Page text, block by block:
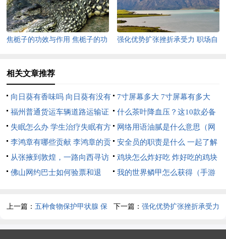
焦栀子的功效与作用 焦栀子的功
强化优势扩张挫折承受力 职场自
相关文章推荐
向日葵有香味吗 向日葵有没有
香味呢
7寸屏幕多大 7寸屏幕有多大
福州普通货运车辆道路运输证
年审指南
什么茶叶降血压？这10款必备
什么茶叶降血压?这10款必备药
材
失眠怎么办 学生治疗失眠有方
法
网络用语油腻是什么意思（网
络用语油腻腻的意思）
李鸿章有哪些贡献 李鸿章的贡
献有什么
安全员的职责是什么 一起了解
一下
从张掖到敦煌，一路向西寻访
丝路古踪
鸡块怎么炸好吃 炸好吃的鸡块
的做法
佛山网约巴士如何验票和退
我的世界鳞甲怎么获得（手游
上一篇：五种食物保护甲状腺 保 下一篇： 强化优势扩张挫折承受力